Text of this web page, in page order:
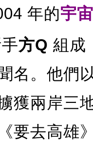
年的宇
方Q 組成
名。他們
獲兩岸三
要去高雄